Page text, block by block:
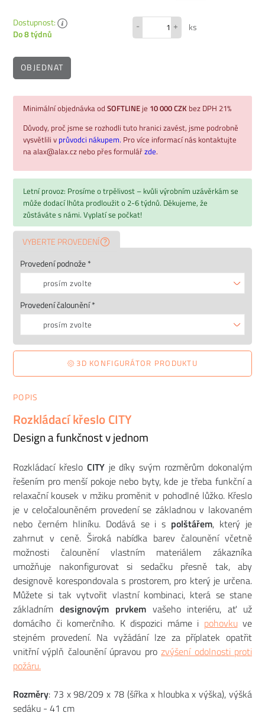
Dostupnost:
Do 8 týdnů
- + ks
OBJEDNAT
Minimální objednávka od SOFTLINEje 10 000 CZK bez DPH 21%
Důvody, proč jsme se rozhodli tuto hranici zavést, jsme podrobně
vysvětlili v průvodci nákupem. Pro více informací nás kontaktujte
na alax@alax.cz nebo přes formulářzde.
Letní provoz: Prosíme o trpělivost – kvůli výrobním uzávěrkám se
může dodací lhůta prodloužit o 2-6 týdnů. Děkujeme, že
zůstáváte s námi. Vyplatí se počkat!
VYBERTE PROVEDENÍ
Provedení podnože *
prosím zvolte
Provedení čalounění *
prosím zvolte
3D KONFIGURÁTOR PRODUKTU
POPIS
Rozkládací křeslo CITY
Design a funkčnost v jednom
Rozkládací křeslo CITYje díky svým rozměrům dokonalým
řešením pro menší pokoje nebo byty, kde je třeba funkční a
relaxační kousek v mžiku proměnit v pohodlné lůžko. Křeslo
je v celočalouněném provedení se základnou v lakovaném
nebo černém hliníku. Dodává se i s polštářem, který je
zahrnut v ceně. Široká nabídka barev čalounění včetně
možnosti čalounění vlastním materiálem zákazníka
umožňuje nakonfigurovat si sedačku přesně tak, aby
designově korespondovala s prostorem, pro který je určena.
Můžete si tak vytvořit vlastní kombinaci, která se stane
základním designovým prvkemvašeho interiéru, ať už
domácího či komerčního. K dispozici máme i pohovkuve
stejném provedení. Na vyžádání lze za příplatek opatřit
vnitřní výplň čalounění úpravou prozvýšení odolnosti proti
požáru.
Rozměry: 73 x 98/209 x 78 (šířka x hloubka x výška), výšká
sedáku - 41 cm